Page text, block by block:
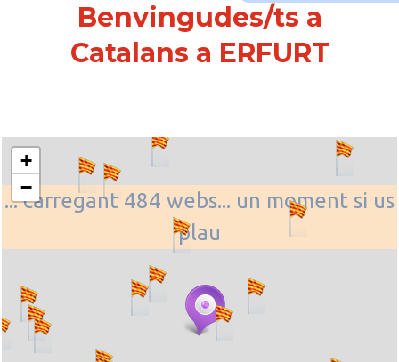
Benvingudes/ts a
Catalans a ERFURT
... carregant 484 webs... un moment si us
plau
+
−